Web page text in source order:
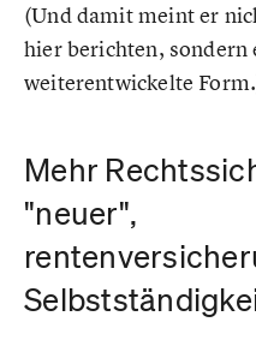
(Und damit meint er
hier berichten, sondern
weiterentwickelte
Mehr
"neuer",